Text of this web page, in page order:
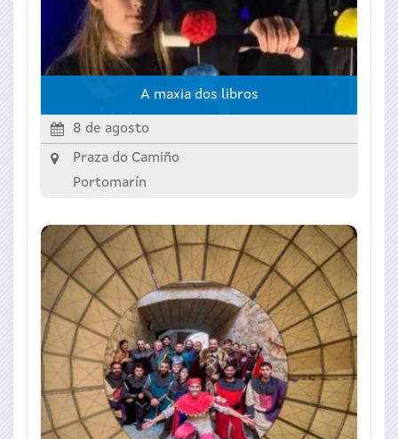
A maxia dos libros
8 de agosto
Praza do Camiño
Portomarín